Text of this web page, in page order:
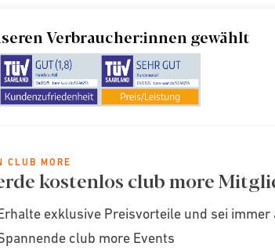
Verbraucher:innen gewählt
CLUB MORE
kostenlos club more
exklusive Preisvorteile und sei
club more Events